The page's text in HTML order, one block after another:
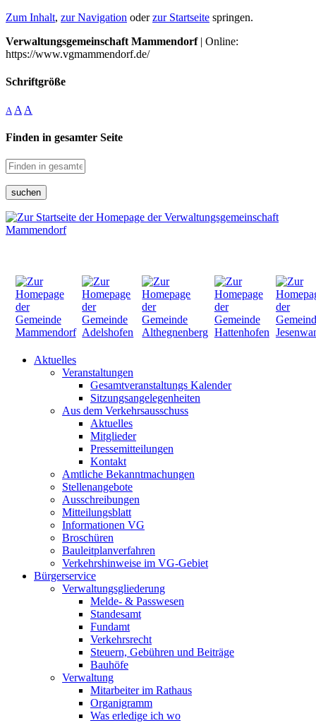
Zum Inhalt, zur Navigation oderzur Startseite springen.
Verwaltungsgemeinschaft Mammendorf| Online:
https://www.vgmammendorf.de/
Schriftgröße
A A A
Finden in gesamter Seite
suchen
Aktuelles
Veranstaltungen
Gesamtveranstaltungs Kalender
Sitzungsangelegenheiten
Aus dem Verkehrsausschuss
Aktuelles
Mitglieder
Pressemitteilungen
Kontakt
Amtliche Bekanntmachungen
Stellenangebote
Ausschreibungen
Mitteilungsblatt
Informationen VG
Broschüren
Bauleitplanverfahren
Verkehrshinweise im VG-Gebiet
Bürgerservice
Verwaltungsgliederung
Melde- & Passwesen
Standesamt
Fundamt
Verkehrsrecht
Steuern, Gebühren und Beiträge
Bauhöfe
Verwaltung
Mitarbeiter im Rathaus
Organigramm
Was erledige ich wo